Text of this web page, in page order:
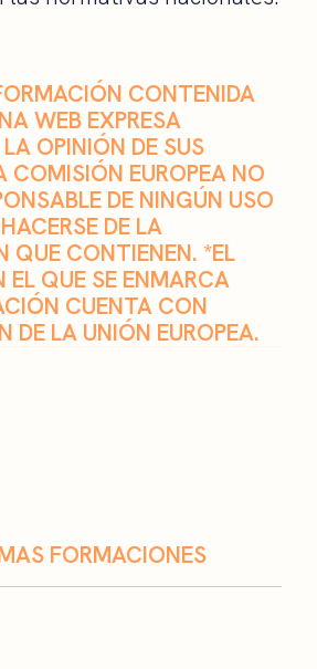
CONTENIDA
WEB EXPRESA
OPINIÓN DE SUS
COMISIÓN EUROPEA NO
DE NINGÚN USO
DE LA
QUE CONTIENEN. *EL
EL QUE SE ENMARCA
CUENTA CON
DE LA UNIÓN EUROPEA.
FORMACIONES